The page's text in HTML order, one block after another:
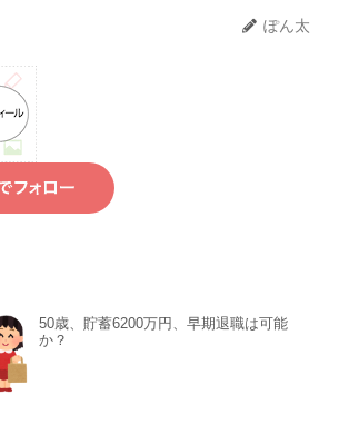
ぽん太
50歳、貯蓄6200万円、早期退職は可能
か？